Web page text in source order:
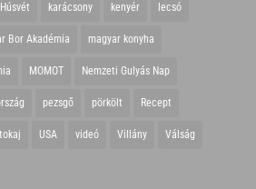
Húsvét karácsony kenyér lecsó
Bor Akadémia magyar konyha
MOMOT Nemzeti Gulyás Nap
pezsgő pörkölt Recept
tokaj USA videó Villány Válság